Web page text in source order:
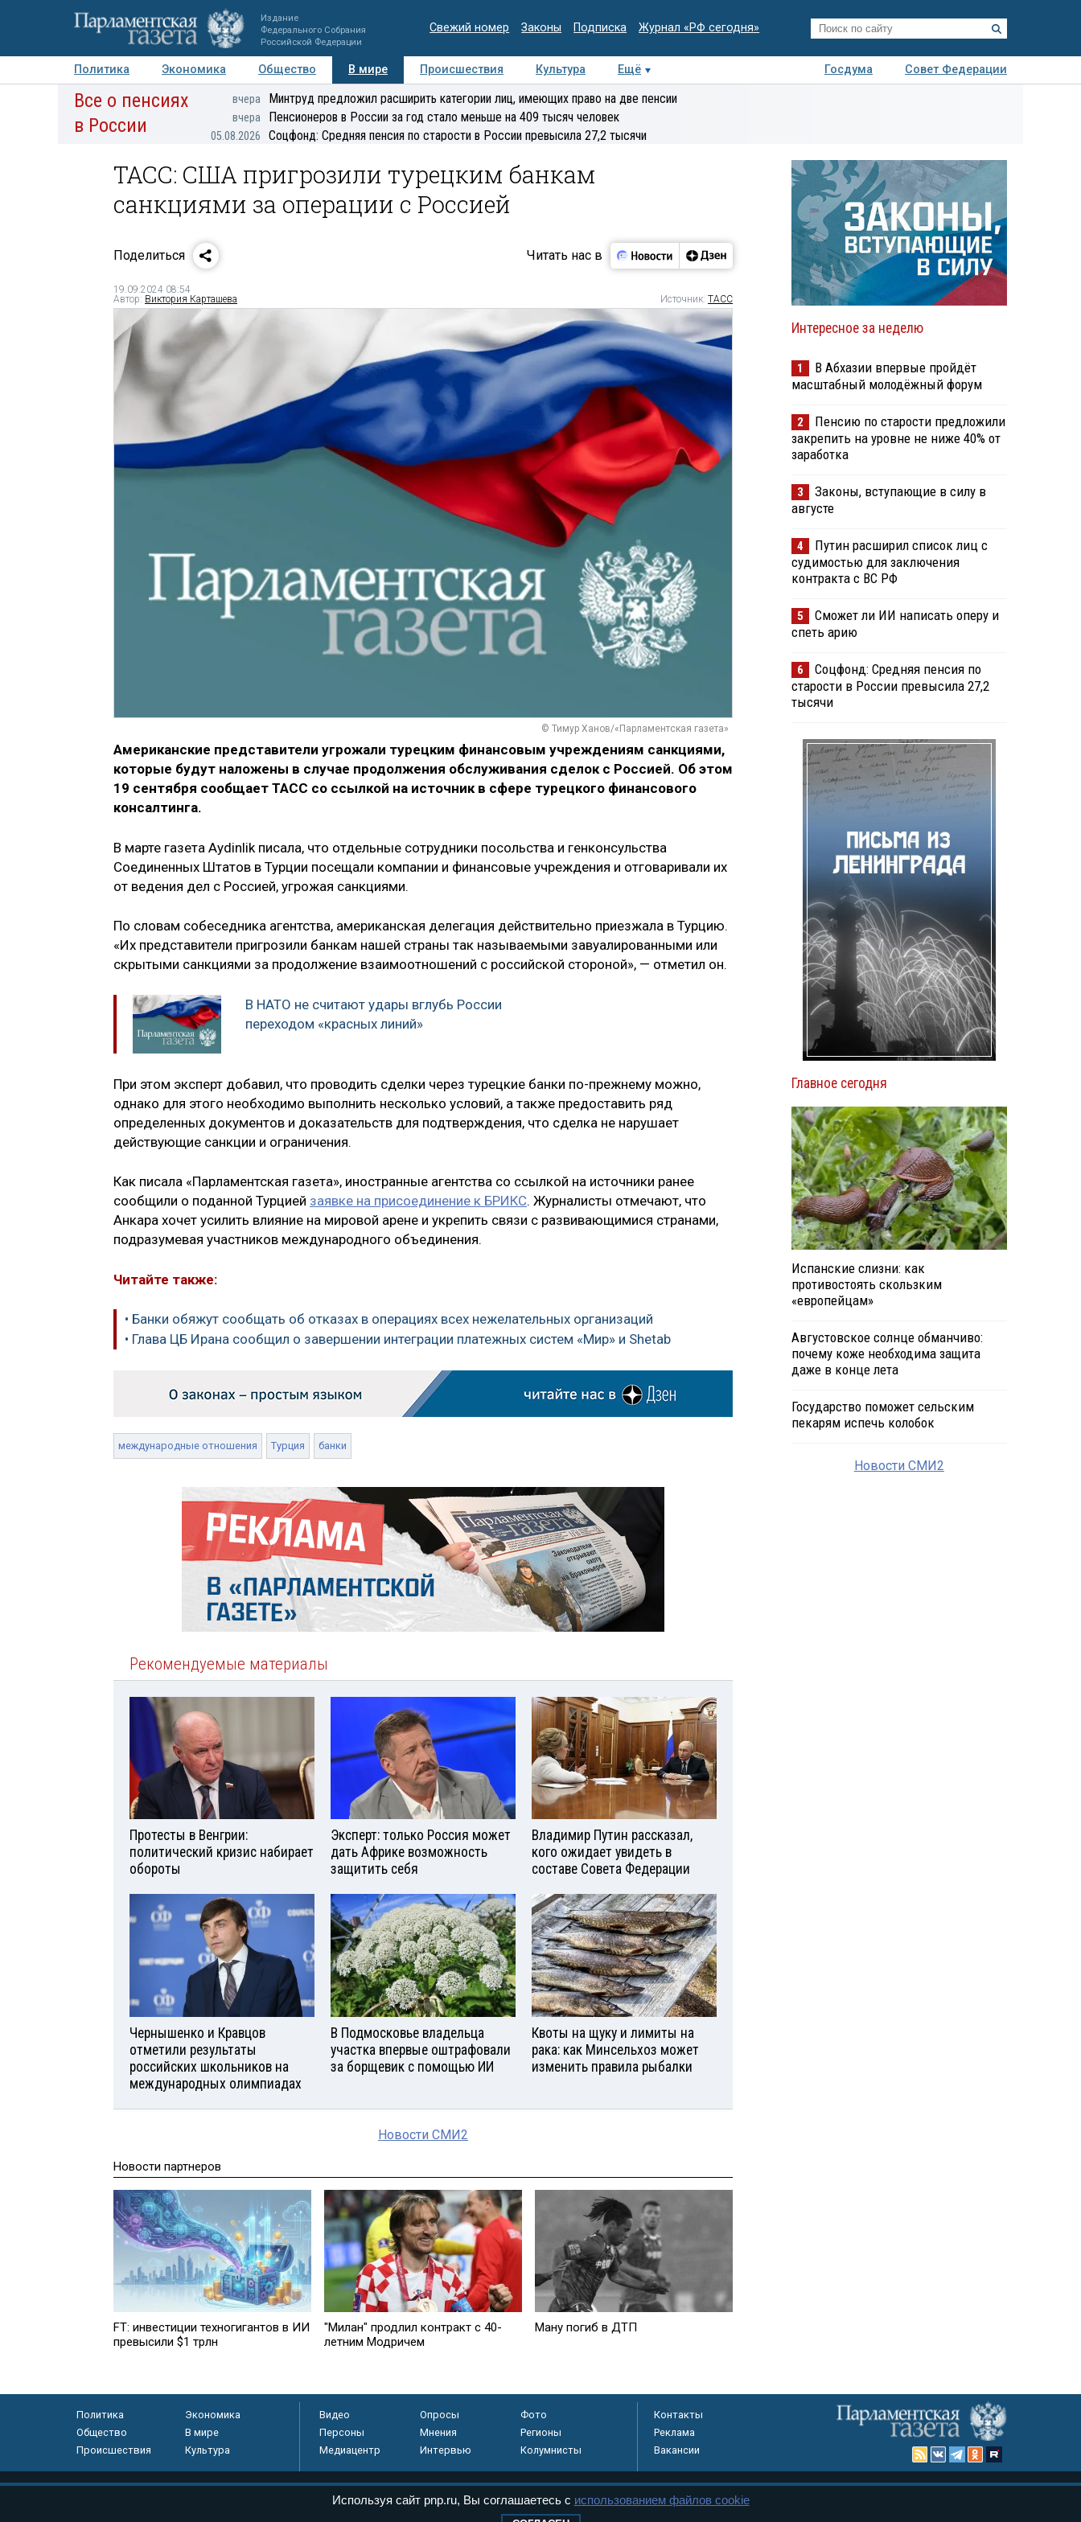
Издание
Федерального Собрания
Российской Федерации
Свежий номер Законы Подписка Журнал «РФ сегодня»
Политика Экономика Общество В мире Происшествия Культура Ещё Госдума
Совет Федерации
Авторы Персоны Мнения Регионы Медиацентр Интервью Колумнисты
Деловая
Все о пенсиях
в России
вчера Минтруд предложил расширить категории лиц, имеющих право на две пенсии
вчера Пенсионеров в России за год стало меньше на 409 тысяч человек
05.08.2026 Соцфонд: Средняя пенсия по старости в России превысила 27,2 тысячи
ТАСС: США пригрозили турецким банкам
санкциями за операции с Россией
Поделиться Читать нас в
19.09.2024 08:54
Автор: Виктория Карташева Источник: ТАСС
© Тимур Ханов/«Парламентская газета»
Американские представители угрожали турецким финансовым учреждениям санкциями,
которые будут наложены в случае продолжения обслуживания сделок с Россией. Об этом
19 сентября сообщает ТАСС со ссылкой на источник в сфере турецкого финансового
консалтинга.
В марте газета Aydinlik писала, что отдельные сотрудники посольства и генконсульства
Соединенных Штатов в Турции посещали компании и финансовые учреждения и отговаривали их
от ведения дел с Россией, угрожая санкциями.
По словам собеседника агентства, американская делегация действительно приезжала в Турцию.
«Их представители пригрозили банкам нашей страны так называемыми завуалированными или
скрытыми санкциями за продолжение взаимоотношений с российской стороной», — отметил он.
В НАТО не считают удары вглубь России
переходом «красных линий»
При этом эксперт добавил, что проводить сделки через турецкие банки по-прежнему можно,
однако для этого необходимо выполнить несколько условий, а также предоставить ряд
определенных документов и доказательств для подтверждения, что сделка не нарушает
действующие санкции и ограничения.
Как писала «Парламентская газета», иностранные агентства со ссылкой на источники ранее
сообщили о поданной Турцией заявке на присоединение к БРИКС. Журналисты отмечают, что
Анкара хочет усилить влияние на мировой арене и укрепить связи с развивающимися странами,
подразумевая участников международного объединения.
Читайте также:
• Банки обяжут сообщать об отказах в операциях всех нежелательных организаций
• Глава ЦБ Ирана сообщил о завершении интеграции платежных систем «Мир» и Shetab
международные отношения Турция банки
Рекомендуемые материалы
Протесты в Венгрии:
политический кризис набирает
обороты
Эксперт: только Россия может
дать Африке возможность
защитить себя
Владимир Путин рассказал,
кого ожидает увидеть в
составе Совета Федерации
Чернышенко и Кравцов
отметили результаты
российских школьников на
международных олимпиадах
В Подмосковье владельца
участка впервые оштрафовали
за борщевик с помощью ИИ
Квоты на щуку и лимиты на
рака: как Минсельхоз может
изменить правила рыбалки
Новости СМИ2
Новости партнеров
FT: инвестиции техногигантов в ИИ
превысили $1 трлн
"Милан" продлил контракт с 40-
летним Модричем
Ману погиб в ДТП
Интересное за неделю
1
В Абхазии впервые пройдёт
масштабный молодёжный форум
2
Пенсию по старости предложили
закрепить на уровне не ниже 40% от
заработка
3
Законы, вступающие в силу в
августе
4
Путин расширил список лиц с
судимостью для заключения
контракта с ВС РФ
5
Сможет ли ИИ написать оперу и
спеть арию
6
Соцфонд: Средняя пенсия по
старости в России превысила 27,2
тысячи
Главное сегодня
Испанские слизни: как
противостоять скользким
«европейцам»
Августовское солнце обманчиво:
почему коже необходима защита
даже в конце лета
Государство поможет сельским
пекарям испечь колобок
Новости СМИ2
Политика
Экономика
Общество
В мире
Происшествия
Культура
Видео Опросы
Фото
Персоны
Мнения
Регионы
Медиацентр
Интервью Колумнисты
Контакты
Реклама
Вакансии
Используя сайт pnp.ru, Вы соглашаетесь с использованием файлов cookie